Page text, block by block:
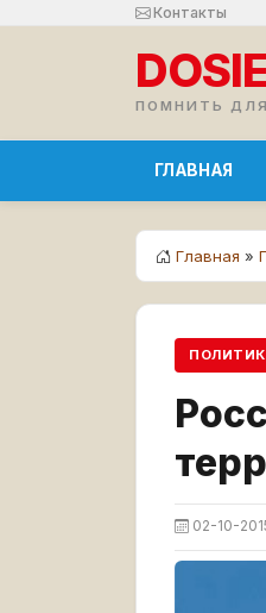
Контакты
ПОМНИТЬ
ГЛАВНАЯ
Главная »
02-10-